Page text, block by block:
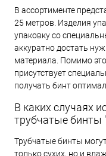
В ассортименте
25 метров. Изделия
упаковку со
аккуратно достать
материала. Помимо
присутствует
получать бинт
В каких случаях
трубчатые
Трубчатые бинты
только сухих, но и